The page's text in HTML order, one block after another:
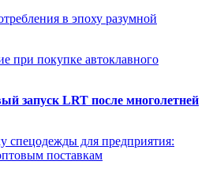
в эпоху разумной
при покупке автоклавного
запуск LRT после многолетней
спецодежды для предприятия:
поставкам